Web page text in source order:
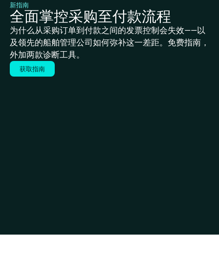
新指南
全面掌控采购至付款流程
为什么从采购订单到付款之间的发票控制会失效——以
及领先的船舶管理公司如何弥补这一差距。免费指南，
外加两款诊断工具。
获取指南